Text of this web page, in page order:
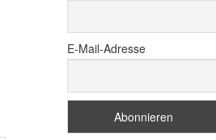
E-Mail-Adresse